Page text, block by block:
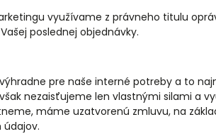
využívame z právneho titulu
poslednej objednávky.
pre naše interné potreby a to
nezaisťujeme len vlastnými silami a
máme uzatvorenú zmluvu, na